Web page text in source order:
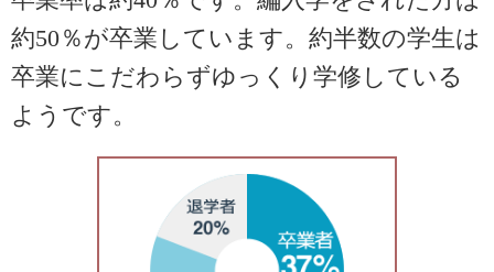
約50％が卒業しています。約半数の学生は
卒業にこだわらずゆっくり学修している
ようです。